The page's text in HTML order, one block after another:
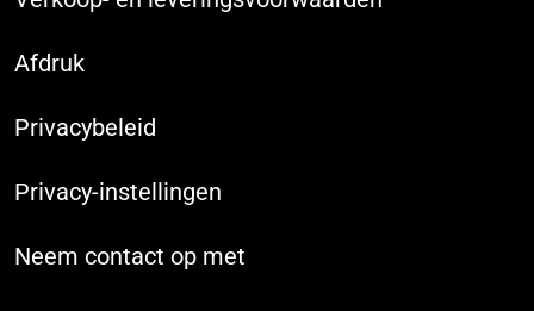
Afdruk
Privacybeleid
Privacy-instellingen
Neem contact op met